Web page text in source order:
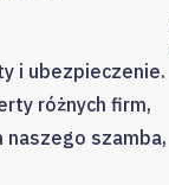
i ubezpieczenie.
różnych firm,
szamba,